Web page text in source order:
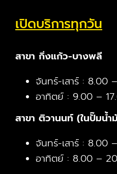
เปิดบริการทุกวัน
สาขา กิ่งแก้ว-บางพลี
จันทร์-เสาร์ : 8.00
อาทิตย์ : 9.00 –
สาขา ติวานนท์ (ในปั๊มน้ำ
จันทร์-เสาร์ : 8.00
อาทิตย์ : 8.00 –